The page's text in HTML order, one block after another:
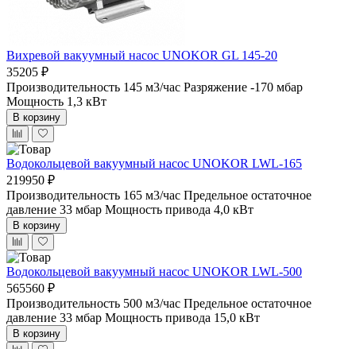
Вихревой вакуумный насос UNOKOR GL 145-20
35205 ₽
Производительность 145 м3/час Разряжение -170 мбар
Мощность 1,3 кВт
В корзину
Водокольцевой вакуумный насос UNOKOR LWL-165
219950 ₽
Производительность 165 м3/час Предельное остаточное
давление 33 мбар Мощность привода 4,0 кВт
В корзину
Водокольцевой вакуумный насос UNOKOR LWL-500
565560 ₽
Производительность 500 м3/час Предельное остаточное
давление 33 мбар Мощность привода 15,0 кВт
В корзину